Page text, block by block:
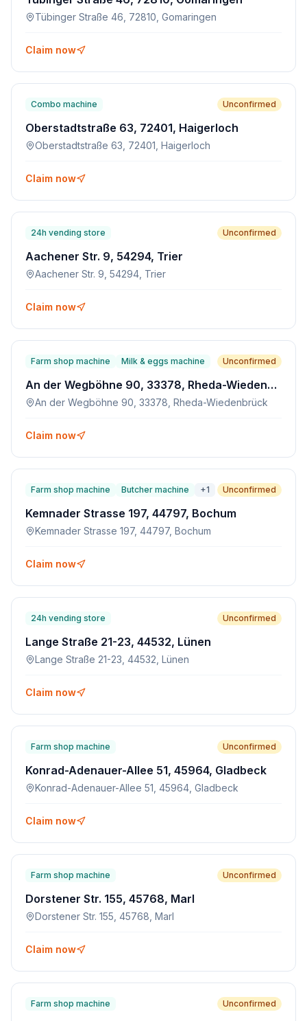
Tübinger Straße 46, 72810, Gomaringen
Claim now
Combo machine Unconfirmed
Oberstadtstraße 63, 72401, Haigerloch
Oberstadtstraße 63, 72401, Haigerloch
Claim now
24h vending store Unconfirmed
Aachener Str. 9, 54294, Trier
Aachener Str. 9, 54294, Trier
Claim now
Farm shop machine Milk & eggs machine Unconfirmed
An der Wegböhne 90, 33378, Rheda-Wiedenbrück
An der Wegböhne 90, 33378, Rheda-Wiedenbrück
Claim now
Farm shop machine Butcher machine +1 Unconfirmed
Kemnader Strasse 197, 44797, Bochum
Kemnader Strasse 197, 44797, Bochum
Claim now
24h vending store Unconfirmed
Lange Straße 21-23, 44532, Lünen
Lange Straße 21-23, 44532, Lünen
Claim now
Farm shop machine Unconfirmed
Konrad-Adenauer-Allee 51, 45964, Gladbeck
Konrad-Adenauer-Allee 51, 45964, Gladbeck
Claim now
Farm shop machine Unconfirmed
Dorstener Str. 155, 45768, Marl
Dorstener Str. 155, 45768, Marl
Claim now
Farm shop machine Unconfirmed